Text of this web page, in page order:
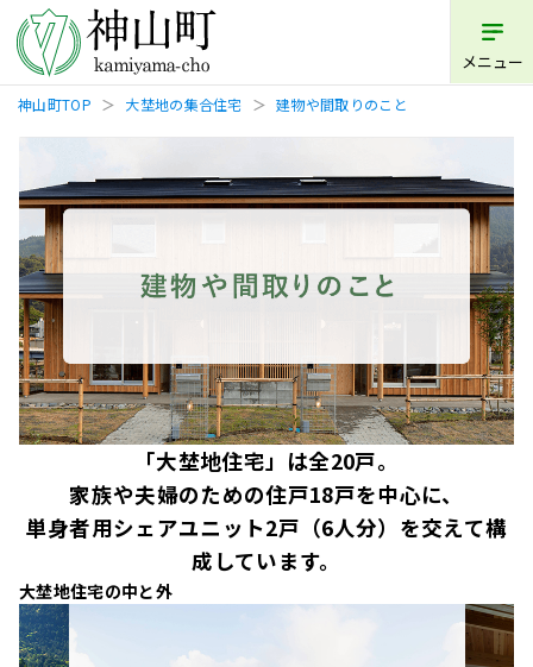
メニュー
神山町TOP 大埜地の集合住宅 建物や間取りのこと
「大埜地住宅」は全20⼾。
家族や夫婦のための住⼾18⼾を中心に、
単身者用シェアユニット2⼾（6人分）を交えて構
成しています。
大埜地住宅の中と外